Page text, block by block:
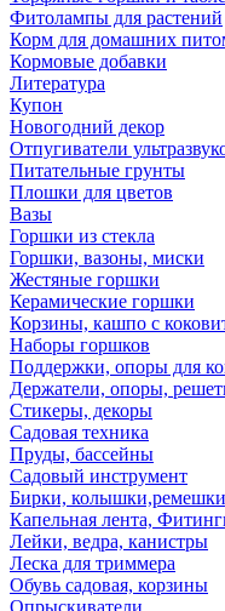
Фитолампы для растений
Корм для домашних
Кормовые добавки
Литература
Купон
Новогодний декор
Отпугиватели
Питательные грунты
Плошки для цветов
Вазы
Горшки из стекла
Горшки, вазоны, миски
Жестяные горшки
Керамические горшки
Корзины, кашпо с
Наборы горшков
Поддержки, опоры для
Держатели, опоры,
Стикеры, декоры
Садовая техника
Пруды, бассейны
Садовый инструмент
Бирки,
Капельная лента,
Лейки, ведра, канистры
Леска для триммера
Обувь садовая, корзины
Опрыскиватели